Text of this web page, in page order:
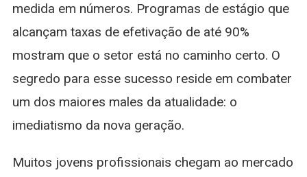
medida em números. Programas de estágio que
alcançam taxas de efetivação de até 90%
mostram que o setor está no caminho certo. O
segredo para esse sucesso reside em combater
um dos maiores males da atualidade: o
imediatismo da nova geração.
Muitos jovens profissionais chegam ao mercado